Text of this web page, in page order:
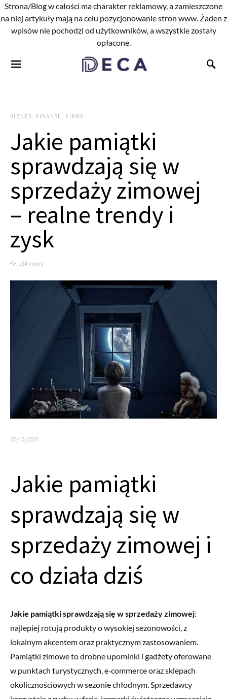
Strona/Blog w całości ma charakter reklamowy, a zamieszczone
na niej artykuły mają na celu pozycjonowanie stron www. Żaden z
wpisów nie pochodzi od użytkowników, a wszystkie zostały
opłacone.
BIZNES, FINANSE, FIRMA
Jakie pamiątki
sprawdzają się w
sprzedaży zimowej
– realne trendy i
zysk
134 views
27/10/2025
Jakie pamiątki
sprawdzają się w
sprzedaży zimowej i
co działa dziś
Jakie pamiątki sprawdzają się w sprzedaży zimowej:
najlepiej rotują produkty o wysokiej sezonowości, z
lokalnym akcentem oraz praktycznym zastosowaniem.
Pamiątki zimowe to drobne upominki i gadżety oferowane
w punktach turystycznych, e‑commerce oraz sklepach
okolicznościowych w sezonie chłodnym. Sprzedawcy